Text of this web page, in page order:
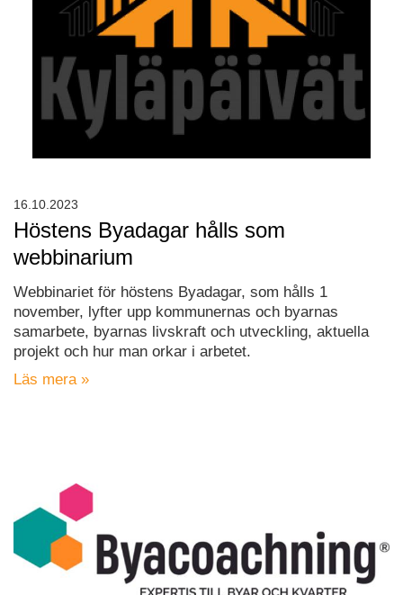
Höstens Byadagar hålls som
webbinarium
Webbinariet för höstens Byadagar, som hålls 1
november, lyfter upp kommunernas och byarnas
samarbete, byarnas livskraft och utveckling, aktuella
projekt och hur man orkar i arbetet.
Läs mera »
16.10.2023